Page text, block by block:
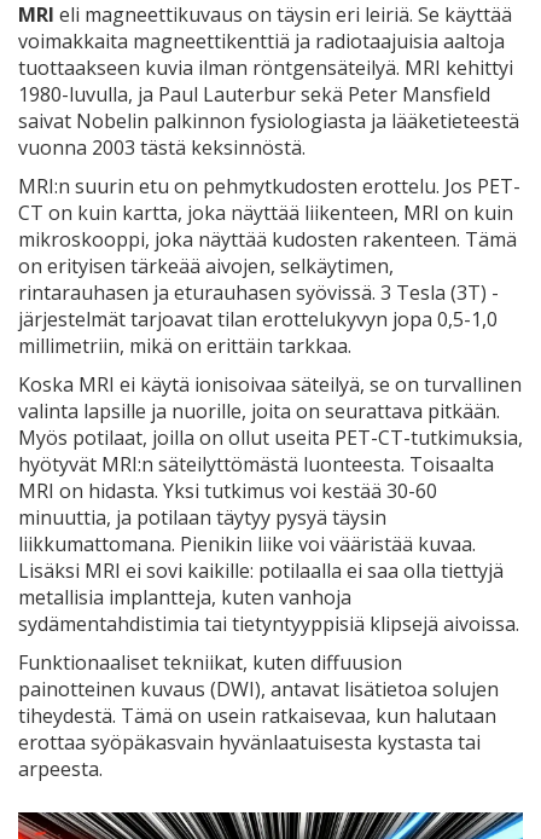
MRI eli magneettikuvaus on täysin eri leiriä. Se käyttää
voimakkaita magneettikenttiä ja radiotaajuisia aaltoja
tuottaakseen kuvia ilman röntgensäteilyä. MRI kehittyi
1980-luvulla, ja Paul Lauterbur sekä Peter Mansfield
saivat Nobelin palkinnon fysiologiasta ja lääketieteestä
vuonna 2003 tästä keksinnöstä.
MRI:n suurin etu on pehmytkudosten erottelu. Jos PET-
CT on kuin kartta, joka näyttää liikenteen, MRI on kuin
mikroskooppi, joka näyttää kudosten rakenteen. Tämä
on erityisen tärkeää aivojen, selkäytimen,
rintarauhasen ja eturauhasen syövissä. 3 Tesla (3T) -
järjestelmät tarjoavat tilan erottelukyvyn jopa 0,5-1,0
millimetriin, mikä on erittäin tarkkaa.
Koska MRI ei käytä ionisoivaa säteilyä, se on turvallinen
valinta lapsille ja nuorille, joita on seurattava pitkään.
Myös potilaat, joilla on ollut useita PET-CT-tutkimuksia,
hyötyvät MRI:n säteilyttömästä luonteesta. Toisaalta
MRI on hidasta. Yksi tutkimus voi kestää 30-60
minuuttia, ja potilaan täytyy pysyä täysin
liikkumattomana. Pienikin liike voi vääristää kuvaa.
Lisäksi MRI ei sovi kaikille: potilaalla ei saa olla tiettyjä
metallisia implantteja, kuten vanhoja
sydämentahdistimia tai tietyntyyppisiä klipsejä aivoissa.
Funktionaaliset tekniikat, kuten diffuusion
painotteinen kuvaus (DWI), antavat lisätietoa solujen
tiheydestä. Tämä on usein ratkaisevaa, kun halutaan
erottaa syöpäkasvain hyvänlaatuisesta kystasta tai
arpeesta.